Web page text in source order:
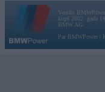
Vortāls
kopš 2002. gada
BMW AG.
Par BMWPower